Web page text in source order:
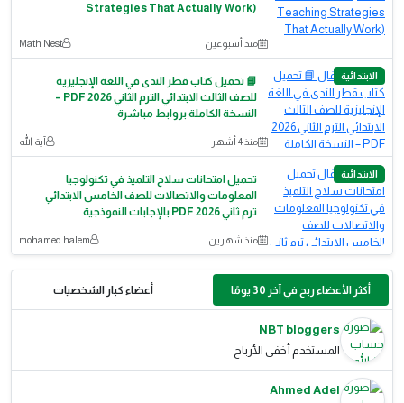
Strategies That Actually Work)
منذ أسبوعين Math Nest
الابتدائية
📘 تحميل كتاب قطر الندى في اللغة الإنجليزية
للصف الثالث الابتدائي الترم الثاني 2026 PDF –
النسخة الكاملة بروابط مباشرة
منذ 4 أشهر آية الله
الابتدائية
تحميل امتحانات سلاح التلميذ في تكنولوجيا
المعلومات والاتصالات للصف الخامس الابتدائي
ترم ثاني 2026 PDF بالإجابات النموذجية
منذ شهرين mohamed halem
أكثر الأعضاء ربح في آخر 30 يومًا أعضاء كبار الشخصيات
NBT bloggers
المستخدم أخفى الأرباح
Ahmed Adel